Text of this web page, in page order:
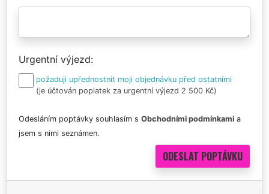
Urgentní výjezd
požaduji upřednostnit moji objednávku před ostatními
(je účtován poplatek za urgentní výjezd 2 500 Kč)
Odesláním poptávky souhlasím s Obchodními podmínkami a
jsem s nimi seznámen.